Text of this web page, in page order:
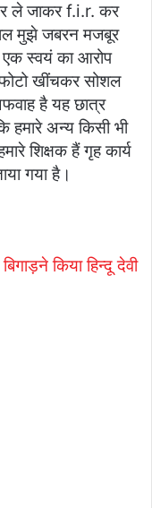
ले जाकर f.i.r. कर
मुझे जबरन मजबूर
एक स्वयं का आरोप
फोटो खींचकर सोशल
है यह छात्र
हमारे अन्य किसी भी
शिक्षक हैं गृह कार्य
गया है।
किया हिन्दू देवी